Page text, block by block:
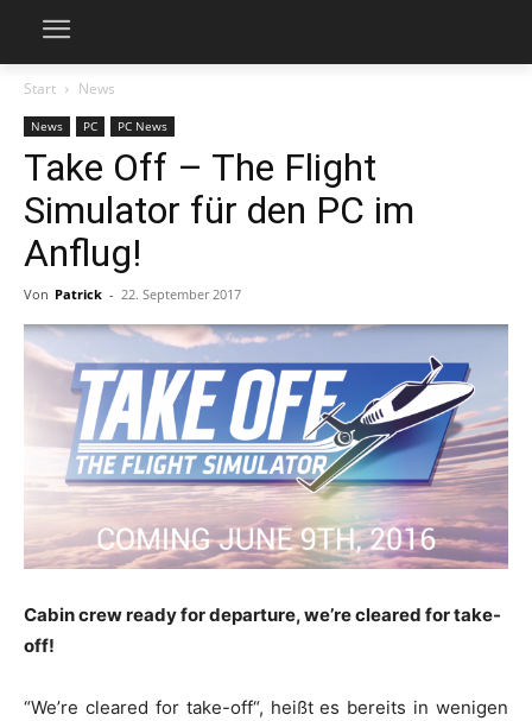
Start News
News PC PC News
Take Off – The Flight
Simulator für den PC im
Anflug!
Von Patrick - 22. September 2017
Cabin crew ready for departure, we’re cleared for take-
off!
“We’re cleared for take-off“, heißt es bereits in wenigen